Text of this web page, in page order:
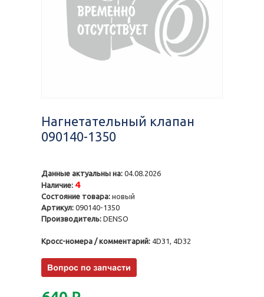
Нагнетательный клапан
090140-1350
Данные актуальны на: 04.08.2026
Наличие: 4
Состояние товара: новый
Артикул: 090140-1350
Производитель: DENSO
Кросс-номера / комментарий: 4D31, 4D32